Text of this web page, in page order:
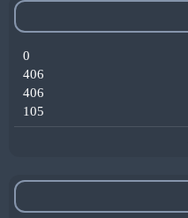
0
406
406
105